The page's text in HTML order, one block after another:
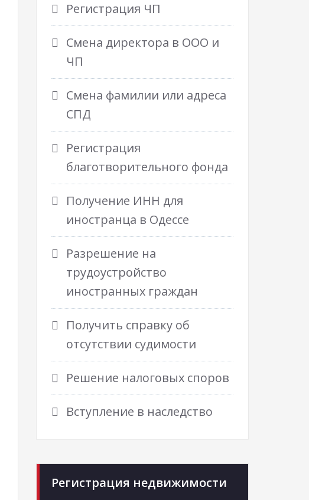
Регистрация ЧП
Смена директора в ООО и
ЧП
Смена фамилии или адреса
СПД
Регистрация
благотворительного фонда
Получение ИНН для
иностранца в Одессе
Разрешение на
трудоустройство
иностранных граждан
Получить справку об
отсутствии судимости
Решение налоговых споров
Вступление в наследство
Регистрация недвижимости